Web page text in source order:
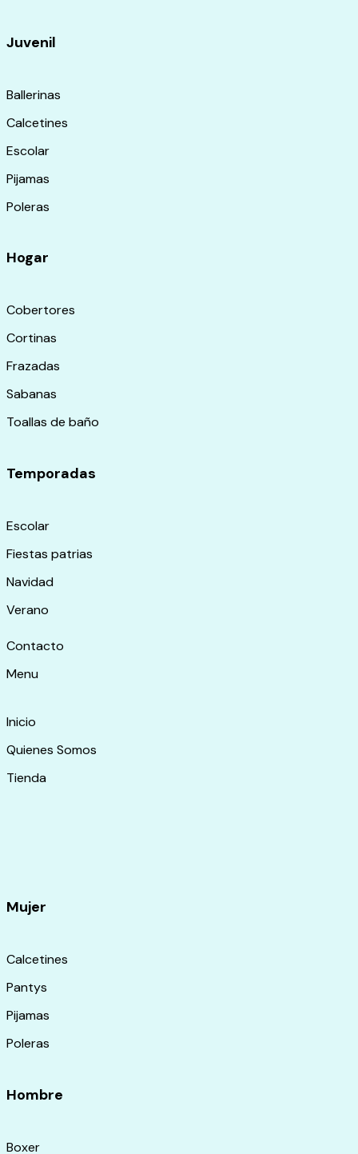
Juvenil
Ballerinas
Calcetines
Escolar
Pijamas
Poleras
Hogar
Cobertores
Cortinas
Frazadas
Sabanas
Toallas de baño
Temporadas
Escolar
Fiestas patrias
Navidad
Verano
Contacto
Menu
Inicio
Quienes Somos
Tienda
Mujer
Calcetines
Pantys
Pijamas
Poleras
Hombre
Boxer